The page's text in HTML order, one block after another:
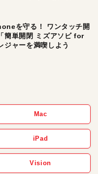
充電したい人にオスス
を守る！ ワンタッチ開
簡単開閉 ミズアソビ for
ジャーを満喫しよう
Mac
iPad
Vision